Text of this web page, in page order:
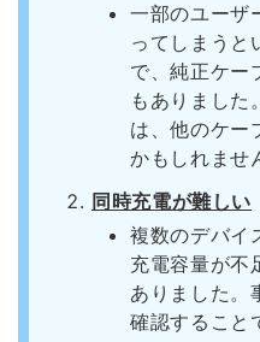
一部のユーザ
ってしまうと
で、純正ケー
もありました
は、他のケー
かもしれませ
同時充電が難しい
複数のデバイ
充電容量が不
ありました。
確認すること